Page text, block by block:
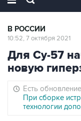
В РОССИИ
10:52, 7 октября 2021
Для Су-57
новую
Есть
При сборке
технологии